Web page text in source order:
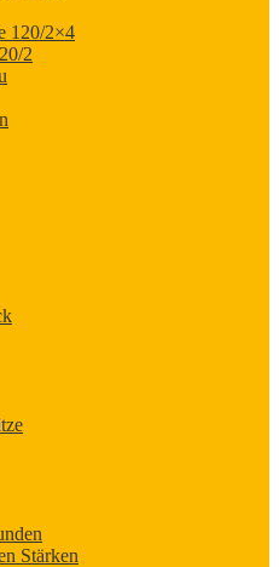
120/2×4
2
Stärken